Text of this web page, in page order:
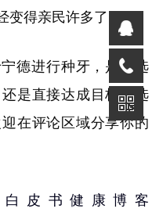
得亲民许多了。
德进行种牙，是挑选
是直接达成目标去选
在评论区域分享你的
白皮书健康博客